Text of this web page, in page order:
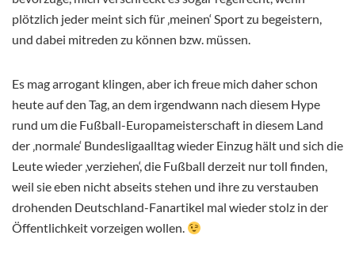
plötzlich jeder meint sich für ‚meinen‘ Sport zu begeistern,
und dabei mitreden zu können bzw. müssen.
Es mag arrogant klingen, aber ich freue mich daher schon
heute auf den Tag, an dem irgendwann nach diesem Hype
rund um die Fußball-Europameisterschaft in diesem Land
der ‚normale‘ Bundesligaalltag wieder Einzug hält und sich die
Leute wieder ‚verziehen‘, die Fußball derzeit nur toll finden,
weil sie eben nicht abseits stehen und ihre zu verstauben
drohenden Deutschland-Fanartikel mal wieder stolz in der
Öffentlichkeit vorzeigen wollen.